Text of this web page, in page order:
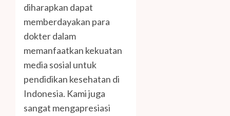
diharapkan dapat
memberdayakan para
dokter dalam
memanfaatkan kekuatan
media sosial untuk
pendidikan kesehatan di
Indonesia. Kami juga
sangat mengapresiasi